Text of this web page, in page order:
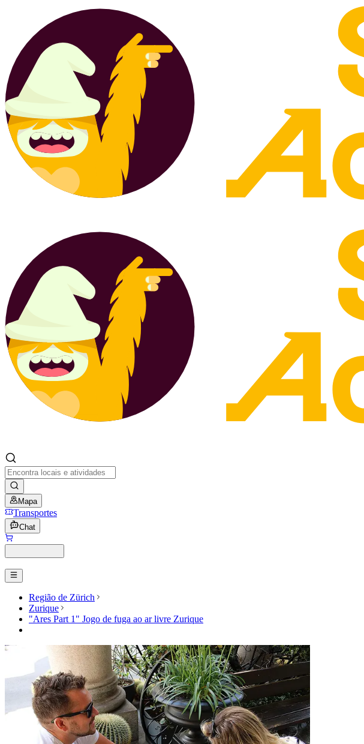
Mapa
Transportes
Chat
Região de Zürich
Zurique
"Ares Part 1" Jogo de fuga ao ar livre Zurique